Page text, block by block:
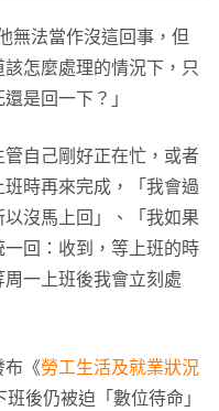
無法當作沒這回事，但
怎麼處理的情況下，只
是回一下？」
自己剛好正在忙，或者
時再來完成，「我會過
沒馬上回」、「我如果
回：收到，等上班的時
一上班後我會立刻處
布《勞工生活及就業狀況
後仍被迫「數位待命」